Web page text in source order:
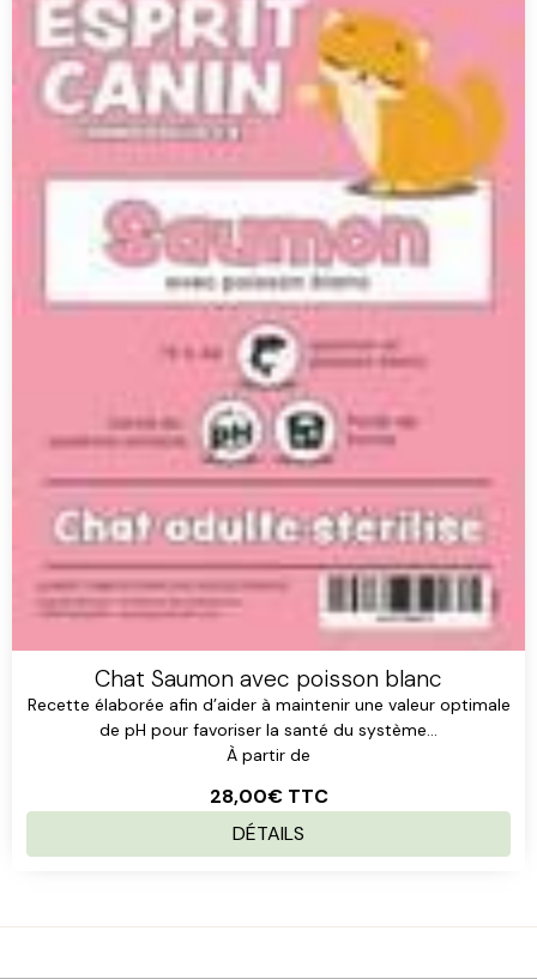
Chat Saumon avec poisson blanc
Recette élaborée afin d’aider à maintenir une valeur optimale
de pH pour favoriser la santé du système...
À partir de
28,00€ TTC
DÉTAILS